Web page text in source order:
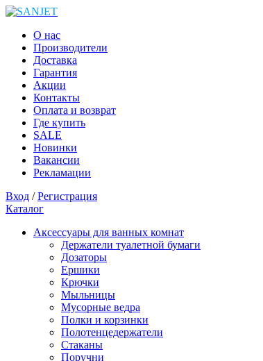
О нас
Производители
Доставка
Гарантия
Акции
Контакты
Оплата и возврат
Где купить
SALE
Новинки
Вакансии
Рекламации
Вход /Регистрация
Каталог
Аксессуары для ванных комнат
Держатели туалетной бумаги
Дозаторы
Ершики
Крючки
Мыльницы
Мусорные ведра
Полки и корзинки
Полотенцедержатели
Стаканы
Поручни